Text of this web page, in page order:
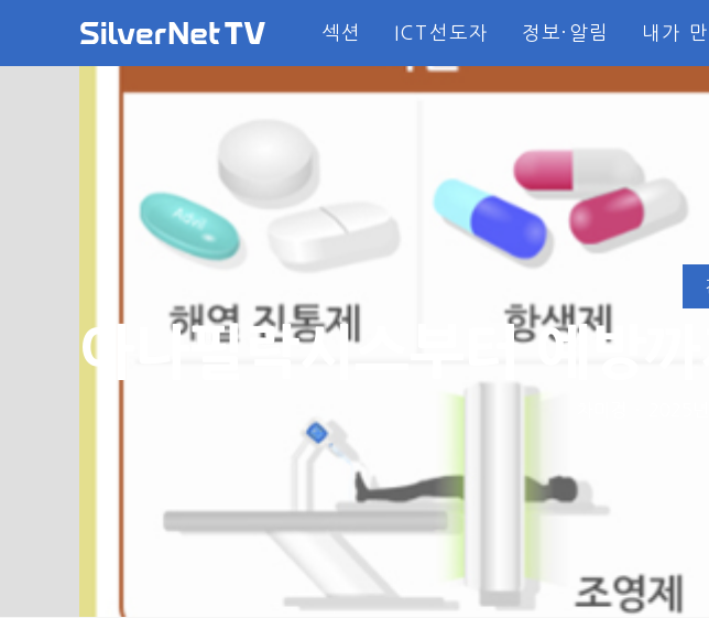
섹션 ICT선도자 정보·알림 내가
2025